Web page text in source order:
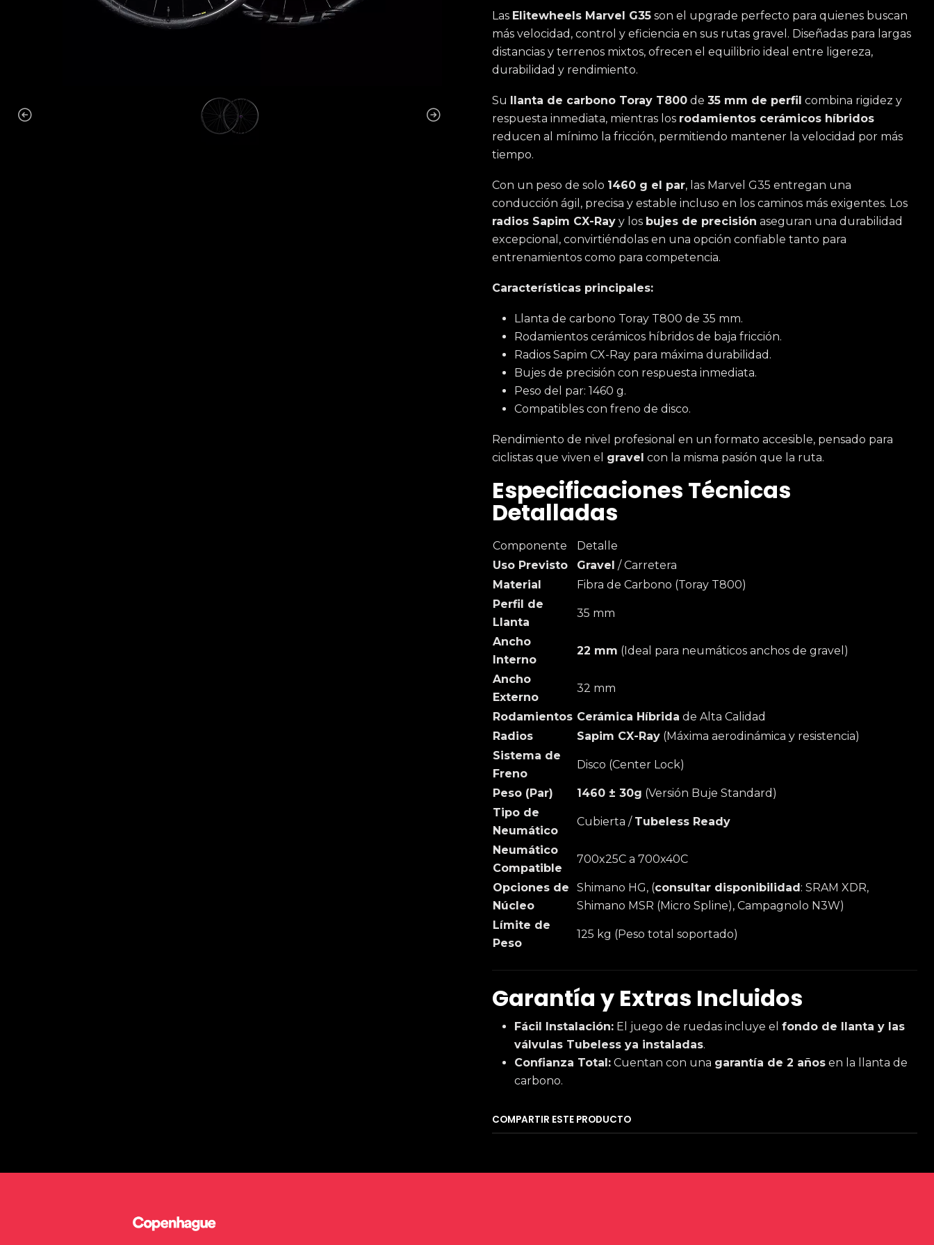
Las Elitewheels Marvel G35 son el upgrade perfecto para quienes buscan
más velocidad, control y eficiencia en sus rutas gravel. Diseñadas para largas
distancias y terrenos mixtos, ofrecen el equilibrio ideal entre ligereza,
durabilidad y rendimiento.
Su llanta de carbono Toray T800 de 35 mm de perfil combina rigidez y
respuesta inmediata, mientras los rodamientos cerámicos híbridos
reducen al mínimo la fricción, permitiendo mantener la velocidad por más
tiempo.
Con un peso de solo 1460 g el par, las Marvel G35 entregan una
conducción ágil, precisa y estable incluso en los caminos más exigentes. Los
radios Sapim CX-Ray y los bujes de precisión aseguran una durabilidad
excepcional, convirtiéndolas en una opción confiable tanto para
entrenamientos como para competencia.
Características principales:
Llanta de carbono Toray T800 de 35 mm.
Rodamientos cerámicos híbridos de baja fricción.
Radios Sapim CX-Ray para máxima durabilidad.
Bujes de precisión con respuesta inmediata.
Peso del par: 1460 g.
Compatibles con freno de disco.
Rendimiento de nivel profesional en un formato accesible, pensado para
ciclistas que viven el gravel con la misma pasión que la ruta.
Especificaciones Técnicas
Detalladas
Componente
Detalle
Uso Previsto
Gravel / Carretera
Material
Fibra de Carbono (Toray T800)
Perfil de
Llanta
35 mm
Ancho
Interno
22 mm (Ideal para neumáticos anchos de gravel)
Ancho
Externo
32 mm
Rodamientos Cerámica Híbrida de Alta Calidad
Radios
Sapim CX-Ray (Máxima aerodinámica y resistencia)
Sistema de
Freno
Disco (Center Lock)
Peso (Par) 1460 ± 30g (Versión Buje Standard)
Tipo de
Neumático
Cubierta / Tubeless Ready
Neumático
Compatible
700x25C a 700x40C
Opciones de
Núcleo
Shimano HG, (consultar disponibilidad: SRAM XDR,
Shimano MSR (Micro Spline), Campagnolo N3W)
Límite de
Peso
125 kg (Peso total soportado)
Garantía y Extras Incluidos
Fácil Instalación: El juego de ruedas incluye el fondo de llanta y las
válvulas Tubeless ya instaladas.
Confianza Total: Cuentan con una garantía de 2 años en la llanta de
carbono.
COMPARTIR ESTE PRODUCTO